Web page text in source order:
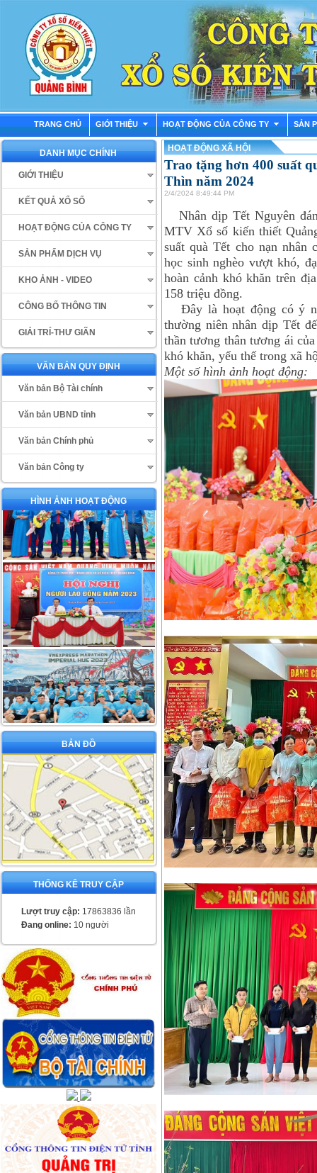
TRANG CHỦ GIỚI THIỆU HOẠT ĐỘNG CỦA CÔNG TY SẢN
DANH MỤC CHÍNH
GIỚI THIỆU
KẾT QUẢ XỔ SỐ
HOẠT ĐỘNG CỦA CÔNG TY
SẢN PHẨM DỊCH VỤ
KHO ẢNH - VIDEO
CÔNG BỐ THÔNG TIN
GIẢI TRÍ-THƯ GIÃN
VĂN BẢN QUY ĐỊNH
Văn bản Bộ Tài chính
Văn bản UBND tỉnh
Văn bản Chính phủ
Văn bản Công ty
HÌNH ẢNH HOẠT ĐỘNG
BẢN ĐỒ
THỐNG KÊ TRUY CẬP
Lượt truy cập: 17863836 lần
Đang online: 10 người
HOẠT ĐỘNG XÃ HỘI
Trao tặng hơn 400 suất
Thìn năm 2024
2/4/2024 8:49:44 PM
Nhân dịp Tết Nguyên
MTV Xổ số kiến thiết
suất quà Tết cho nạn nhân
học sinh nghèo vượt khó,
hoàn cảnh khó khăn trên
158 triệu đồng.
Đây là hoạt động có ý
thường niên nhân dịp Tết
thần tương thân tương ái
khó khăn, yếu thế trong xã
Một số hình ảnh hoạt động: